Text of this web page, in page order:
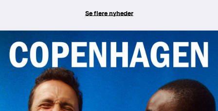
Se flere nyheder